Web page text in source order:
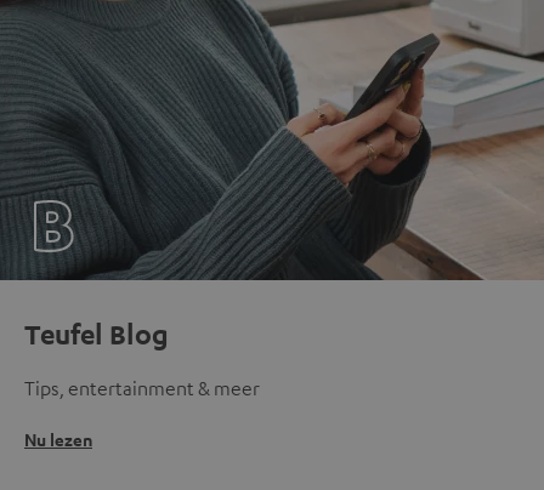
Teufel Blog
Tips, entertainment & meer
Nu lezen